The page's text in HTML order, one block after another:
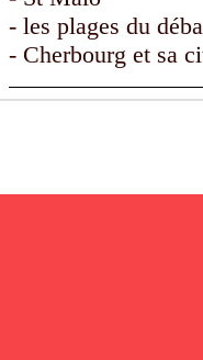
- les plages du
- Cherbourg et sa